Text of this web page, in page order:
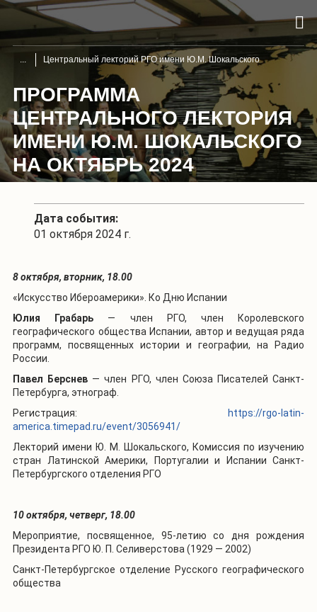
Центральный лекторий РГО имени Ю.М. Шокальского
ПРОГРАММА
ЦЕНТРАЛЬНОГО ЛЕКТОРИЯ
ИМЕНИ Ю.М. ШОКАЛЬСКОГО
НА ОКТЯБРЬ 2024
Дата события:
01 октября 2024 г.
8 октября, вторник, 18.00
«Искусство Ибероамерики». Ко Дню Испании
Юлия Грабарь — член РГО, член Королевского
географического общества Испании, автор и ведущая ряда
программ, посвященных истории и географии, на Радио
России.
Павел Берснев — член РГО, член Союза Писателей Санкт-
Петербурга, этнограф.
Регистрация:
https://rgo-latin-
america.timepad.ru/event/3056941/
Лекторий имени Ю. М. Шокальского, Комиссия по изучению
стран Латинской Америки, Португалии и Испании Санкт-
Петербургского отделения РГО
10 октября, четверг, 18.00
Мероприятие, посвященное, 95-летию со дня рождения
Президента РГО Ю. П. Селиверстова (1929 — 2002)
Санкт-Петербургское отделение Русского географического
общества